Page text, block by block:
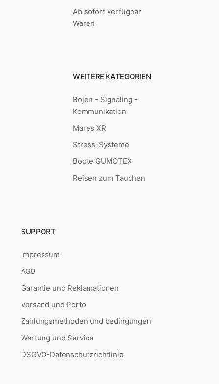
Ab sofort verfügbar
Waren
WEITERE KATEGORIEN
Bojen - Signaling -
Kommunikation
Mares XR
Stress-Systeme
Boote GUMOTEX
Reisen zum Tauchen
SUPPORT
Impressum
AGB
Garantie und Reklamationen
Versand und Porto
Zahlungsmethoden und bedingungen
Wartung und Service
DSGVO-Datenschutzrichtlinie